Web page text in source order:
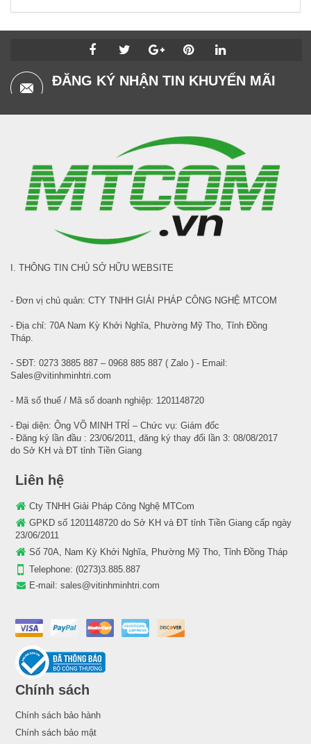
ĐĂNG KÝ NHẬN TIN KHUYẾN MÃI
I. THÔNG TIN CHỦ SỞ HỮU WEBSITE
- Đơn vị chủ quản: CTY TNHH GIẢI PHÁP CÔNG NGHỆ MTCOM
- Địa chỉ: 70A Nam Kỳ Khởi Nghĩa, Phường Mỹ Tho, Tỉnh Đồng
Tháp.
- SĐT: 0273 3885 887 – 0968 885 887 ( Zalo ) - Email:
Sales@vitinhminhtri.com
- Mã số thuế / Mã số doanh nghiệp: 1201148720
- Đại diện: Ông VÕ MINH TRÍ – Chức vụ: Giám đốc
- Đăng ký lần đầu : 23/06/2011, đăng ký thay đổi lần 3: 08/08/2017
do Sở KH và ĐT tỉnh Tiền Giang
Liên hệ
Cty TNHH Giải Pháp Công Nghệ MTCom
GPKD số 1201148720 do Sở KH và ĐT tỉnh Tiền Giang cấp ngày
23/06/2011
Số 70A, Nam Kỳ Khởi Nghĩa, Phường Mỹ Tho, Tỉnh Đồng Tháp
Telephone: (0273)3.885.887
E-mail: sales@vitinhminhtri.com
Chính sách
Chính sách bảo hành
Chính sách bảo mật